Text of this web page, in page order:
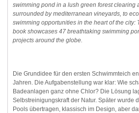
swimming pond in a lush green forest clearing
surrounded by mediterranean vineyards, to
swimming opportunities in the heart of the city:
book showcases 47 breathtaking swimming
projects around the globe.
Die Grundidee für den ersten Schwimmteich
Jahren. Die Aufgabenstellung war klar: Wie
Badeanlagen ganz ohne Chlor? Die Lösung
Selbstreinigungskraft der Natur. Später wurde
Pools übertragen, klassisch im Design, aber